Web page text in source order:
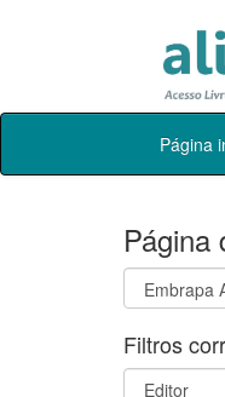
Skip
Página
Página
Filtros